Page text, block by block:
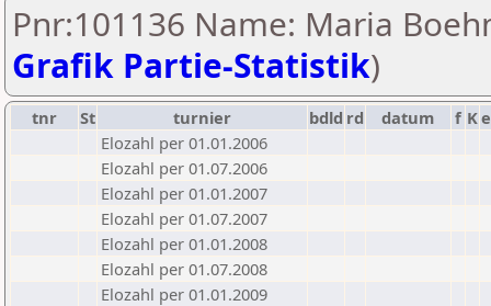
Pnr:101136 Name: Maria
Grafik Partie-Statistik)
tnr St turnier bdld rd datum f K
Elozahl per 01.01.2006
Elozahl per 01.07.2006
Elozahl per 01.01.2007
Elozahl per 01.07.2007
Elozahl per 01.01.2008
Elozahl per 01.07.2008
Elozahl per 01.01.2009